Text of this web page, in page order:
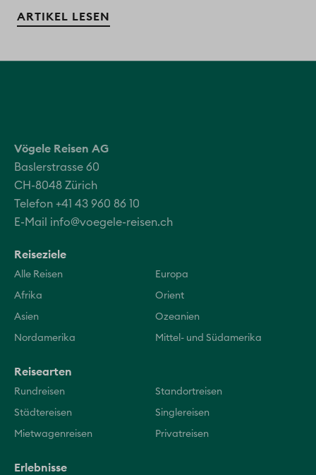
ARTIKEL LESEN
Vögele Reisen AG
Baslerstrasse 60
CH-8048 Zürich
Telefon +41 43 960 86 10
E-Mail info@voegele-reisen.ch
Reiseziele
Alle Reisen Europa
Afrika Orient
Asien Ozeanien
Nordamerika Mittel- und Südamerika
Reisearten
Rundreisen Standortreisen
Städtereisen Singlereisen
Mietwagenreisen Privatreisen
Erlebnisse